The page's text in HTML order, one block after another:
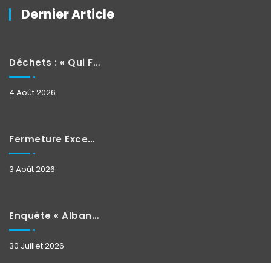
Dernier Article
Déchets : « Qui Fait Quoi »
4 Août 2026
Fermeture Exceptionnelle
3 Août 2026
Enquête « Albane »
30 Juillet 2026